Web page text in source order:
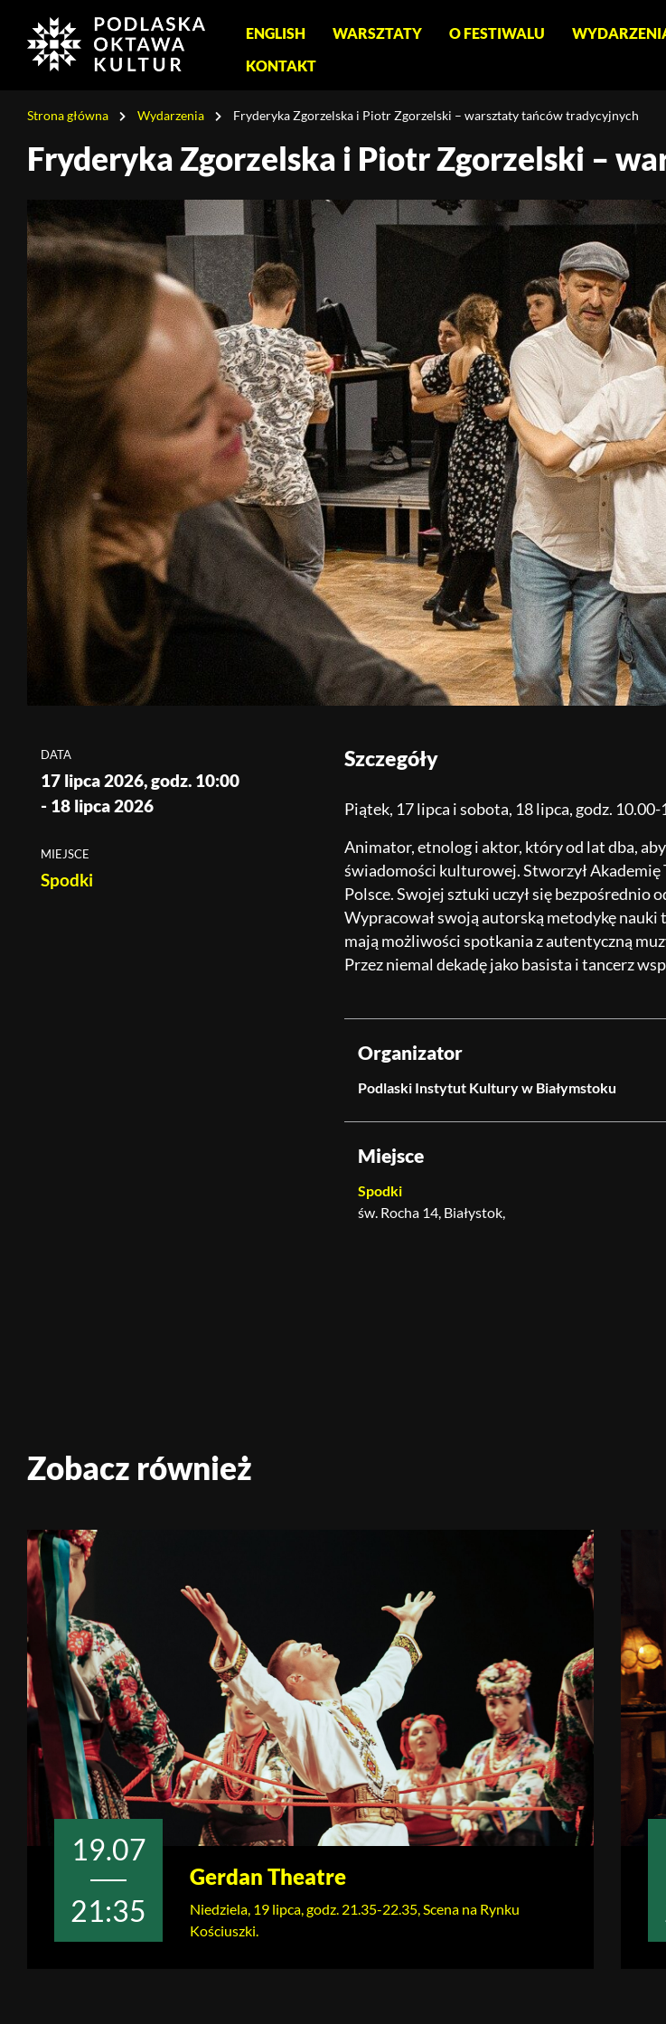
stronie:
Fryderyka
Piotr
Zgorzelski
warsztaty
tańców
tradycyjnych
główne
ENGLISH WARSZTATY O FESTIWALU
KONTAKT
Strona główna Wydarzenia Fryderyka Zgorzelska i Piotr Zgorzelski – warsztaty tańców tradycyjnych
Fryderyka Zgorzelska i Piotr Zgorzelski –
DATA
17 lipca 2026, godz. 10:00
- 18 lipca 2026
MIEJSCE
Spodki
Szczegóły
Piątek, 17 lipca i sobota, 18 lipca, godz.
Animator, etnolog i aktor, który od lat dba,
świadomości kulturowej. Stworzył Akademię
Polsce. Swojej sztuki uczył się bezpośrednio
Wypracował swoją autorską metodykę
mają możliwości spotkania z autentyczną
Przez niemal dekadę jako basista i tancerz
Organizator
Podlaski Instytut Kultury w Białymstoku
Miejsce
Spodki
św. Rocha 14, Białystok,
Zobacz również
19.07
21:35
Gerdan Theatre
Niedziela, 19 lipca, godz. 21.35-22.35, Scena na Rynku
Kościuszki.